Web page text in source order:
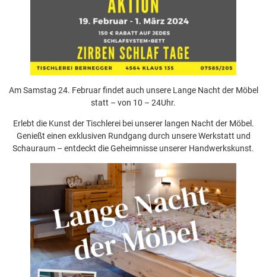
Am Samstag 24. Februar findet auch unsere Lange Nacht der Möbel
statt – von 10 – 24Uhr.
Erlebt die Kunst der Tischlerei bei unserer langen Nacht der Möbel.
Genießt einen exklusiven Rundgang durch unsere Werkstatt und
Schauraum – entdeckt die Geheimnisse unserer Handwerkskunst.